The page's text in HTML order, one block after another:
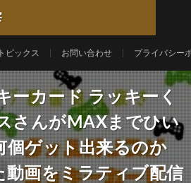
ピックス お問い合わせ プライバシー
ーカード ラッキーく
さんがMAXまでひい
個ゲット出来るのか
動画をミラティブ配信